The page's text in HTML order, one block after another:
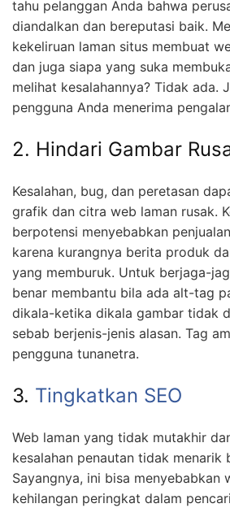
tahu pelanggan Anda bahwa
diandalkan dan bereputasi baik.
kekeliruan laman situs membuat
dan juga siapa yang suka
melihat kesalahannya? Tidak ada.
pengguna Anda menerima
2. Hindari Gambar
Kesalahan, bug, dan peretasan
grafik dan citra web laman rusak.
berpotensi menyebabkan
karena kurangnya berita produk
yang memburuk. Untuk berjaga-
benar membantu bila ada alt-tag
dikala-ketika dikala gambar tidak
sebab berjenis-jenis alasan. Tag
pengguna tunanetra.
3. Tingkatkan SEO
Web laman yang tidak mutakhir
kesalahan penautan tidak menarik
Sayangnya, ini bisa menyebabkan
kehilangan peringkat dalam